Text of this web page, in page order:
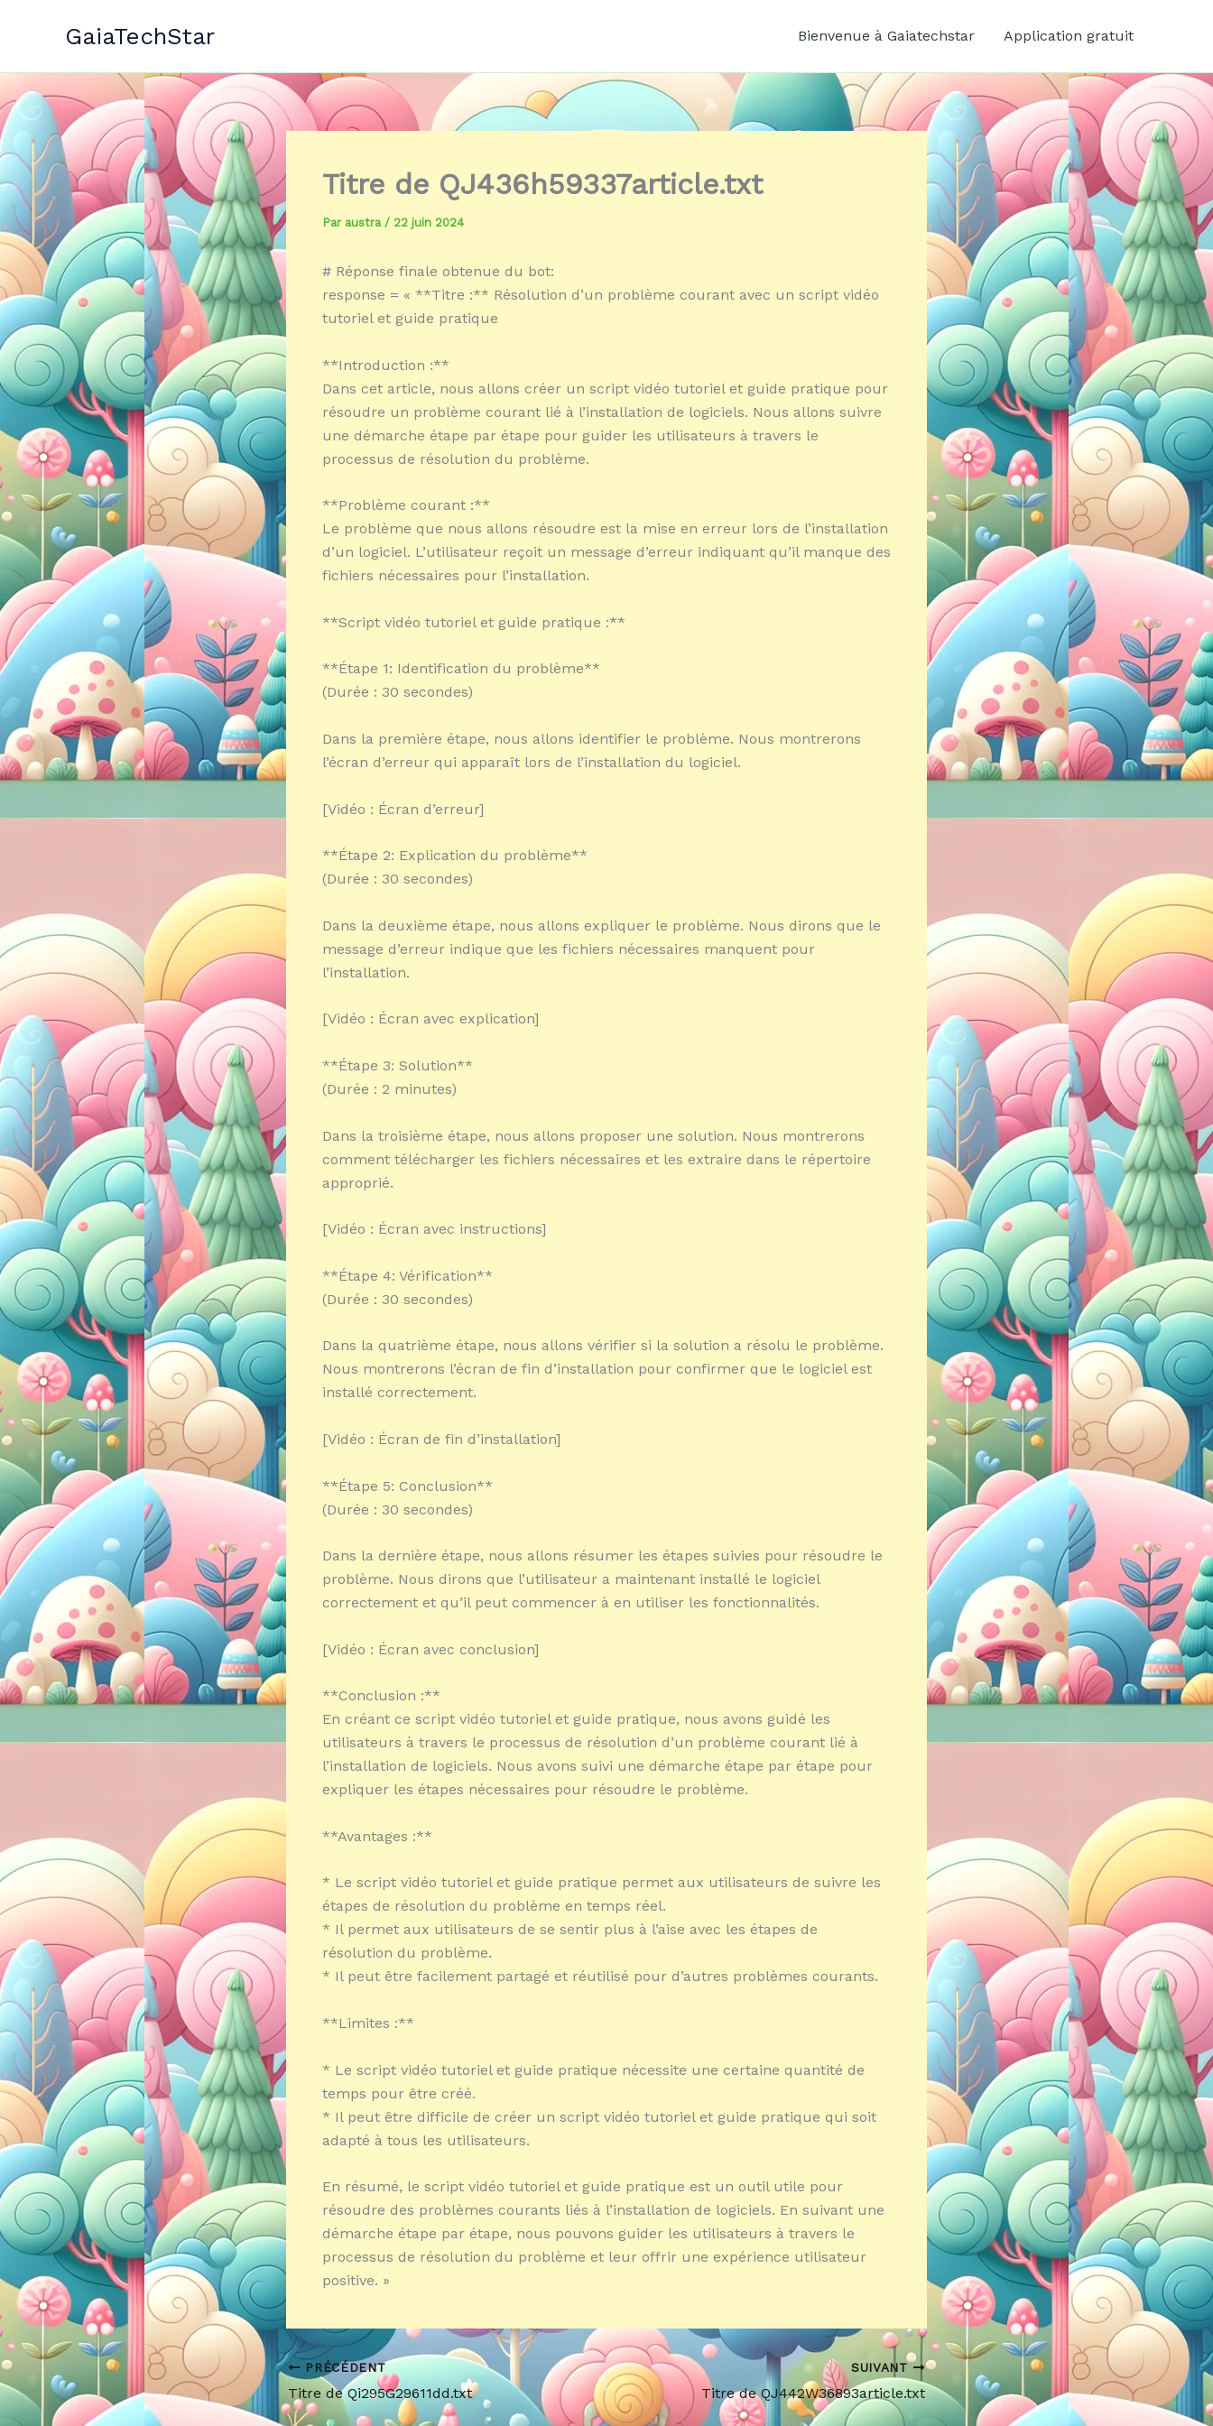
GaiaTechStar Bienvenue à Gaiatechstar Application gratuit
Titre de QJ436h59337article.txt
Par austra / 22 juin 2024
# Réponse finale obtenue du bot:
response = « **Titre :** Résolution d’un problème courant avec un script vidéo
tutoriel et guide pratique
**Introduction :**
Dans cet article, nous allons créer un script vidéo tutoriel et guide pratique pour
résoudre un problème courant lié à l’installation de logiciels. Nous allons suivre
une démarche étape par étape pour guider les utilisateurs à travers le
processus de résolution du problème.
**Problème courant :**
Le problème que nous allons résoudre est la mise en erreur lors de l’installation
d’un logiciel. L’utilisateur reçoit un message d’erreur indiquant qu’il manque des
fichiers nécessaires pour l’installation.
**Script vidéo tutoriel et guide pratique :**
**Étape 1: Identification du problème**
(Durée : 30 secondes)
Dans la première étape, nous allons identifier le problème. Nous montrerons
l’écran d’erreur qui apparaît lors de l’installation du logiciel.
[Vidéo : Écran d’erreur]
**Étape 2: Explication du problème**
(Durée : 30 secondes)
Dans la deuxième étape, nous allons expliquer le problème. Nous dirons que le
message d’erreur indique que les fichiers nécessaires manquent pour
l’installation.
[Vidéo : Écran avec explication]
**Étape 3: Solution**
(Durée : 2 minutes)
Dans la troisième étape, nous allons proposer une solution. Nous montrerons
comment télécharger les fichiers nécessaires et les extraire dans le répertoire
approprié.
[Vidéo : Écran avec instructions]
**Étape 4: Vérification**
(Durée : 30 secondes)
Dans la quatrième étape, nous allons vérifier si la solution a résolu le problème.
Nous montrerons l’écran de fin d’installation pour confirmer que le logiciel est
installé correctement.
[Vidéo : Écran de fin d’installation]
**Étape 5: Conclusion**
(Durée : 30 secondes)
Dans la dernière étape, nous allons résumer les étapes suivies pour résoudre le
problème. Nous dirons que l’utilisateur a maintenant installé le logiciel
correctement et qu’il peut commencer à en utiliser les fonctionnalités.
[Vidéo : Écran avec conclusion]
**Conclusion :**
En créant ce script vidéo tutoriel et guide pratique, nous avons guidé les
utilisateurs à travers le processus de résolution d’un problème courant lié à
l’installation de logiciels. Nous avons suivi une démarche étape par étape pour
expliquer les étapes nécessaires pour résoudre le problème.
**Avantages :**
* Le script vidéo tutoriel et guide pratique permet aux utilisateurs de suivre les
étapes de résolution du problème en temps réel.
* Il permet aux utilisateurs de se sentir plus à l’aise avec les étapes de
résolution du problème.
* Il peut être facilement partagé et réutilisé pour d’autres problèmes courants.
**Limites :**
* Le script vidéo tutoriel et guide pratique nécessite une certaine quantité de
temps pour être créé.
* Il peut être difficile de créer un script vidéo tutoriel et guide pratique qui soit
adapté à tous les utilisateurs.
En résumé, le script vidéo tutoriel et guide pratique est un outil utile pour
résoudre des problèmes courants liés à l’installation de logiciels. En suivant une
démarche étape par étape, nous pouvons guider les utilisateurs à travers le
processus de résolution du problème et leur offrir une expérience utilisateur
positive. »
PRÉCÉDENT
Titre de Qi295G29611dd.txt
SUIVANT
Titre de QJ442W36893article.txt